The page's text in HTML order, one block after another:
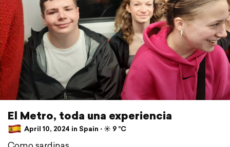
El Metro, toda una experiencia
April 10, 2024 in Spain ⋅ ☀️ 9 °C